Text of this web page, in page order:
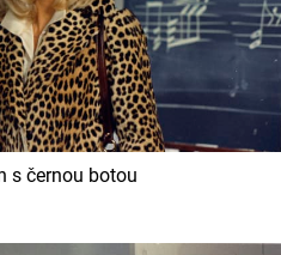
s černou botou